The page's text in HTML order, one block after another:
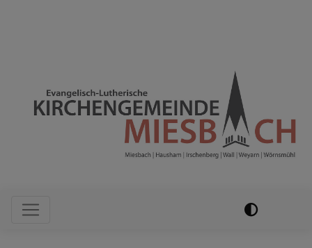
Hauptnavigation